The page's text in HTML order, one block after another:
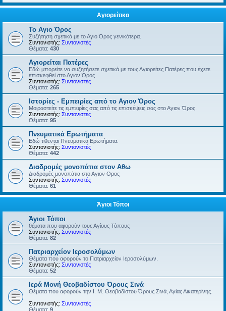
Αγιορείτικα
Το Αγιο Όρος
Συζήτηση σχετικά με το Αγιο Όρος γενικότερα.
Συντονιστής: Συντονιστές
Θέματα: 430
Αγιορείται Πατέρες
Εδώ μπορείτε να συζητήσετε σχετικά με τους Αγιορείτες Πατέρες που έχετε
επισκεφθεί στο Αγιον Όρος
Συντονιστής: Συντονιστές
Θέματα: 265
Ιστορίες - Εμπειρίες από το Αγιον Όρος
Μοιραστείτε τις εμπειρίες σας από τις επισκέψεις σας στο Αγιον Όρος.
Συντονιστής: Συντονιστές
Θέματα: 95
Πνευματικά Ερωτήματα
Εδώ τίθενται Πνευματικά Ερωτήματα.
Συντονιστής: Συντονιστές
Θέματα: 442
Διαδρομές μονοπάτια στον Αθω
Διαδρομές μονοπάτια στο Αγιον Ορος
Συντονιστής: Συντονιστές
Θέματα: 61
Άγιοι Τόποι
Άγιοι Τόποι
θέματα που αφορούν τους Αγίους Τόπους
Συντονιστής: Συντονιστές
Θέματα: 82
Πατριαρχείον Ιεροσολύμων
Θέματα που αφορούν το Πατριαρχείον Ιεροσολύμων.
Συντονιστής: Συντονιστές
Θέματα: 52
Ιερά Μονή Θεοβαδίστου Όρους Σινά
Θέματα που αφορούν την Ι. Μ. Θεοβαδίστου Όρους Σινά, Αγίας Αικατερίνης.
Συντονιστής: Συντονιστές
Θέματα: 9